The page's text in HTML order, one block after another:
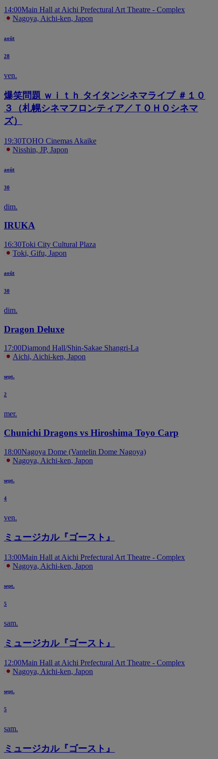
14:00Main Hall at Aichi Prefectural Art Theatre - Complex
Nagoya, Aichi-ken, Japon
août
28
ven.
爆笑問題 ｗｉｔｈ タイタンシネマライブ ＃１０
３（札幌シネマフロンティア／ＴＯＨＯシネマ
ズ）
19:30TOHO Cinemas Akaike
Nisshin, JP, Japon
août
30
dim.
IRUKA
16:30Toki City Cultural Plaza
Toki, Gifu, Japon
août
30
dim.
Dragon Deluxe
17:00Diamond Hall/Shin-Sakae Shangri-La
Aichi, Aichi-ken, Japon
sept.
2
mer.
Chunichi Dragons vs Hiroshima Toyo Carp
18:00Nagoya Dome (Vantelin Dome Nagoya)
Nagoya, Aichi-ken, Japon
sept.
4
ven.
ミュージカル『ゴースト』
13:00Main Hall at Aichi Prefectural Art Theatre - Complex
Nagoya, Aichi-ken, Japon
sept.
5
sam.
ミュージカル『ゴースト』
12:00Main Hall at Aichi Prefectural Art Theatre - Complex
Nagoya, Aichi-ken, Japon
sept.
5
sam.
ミュージカル『ゴースト』